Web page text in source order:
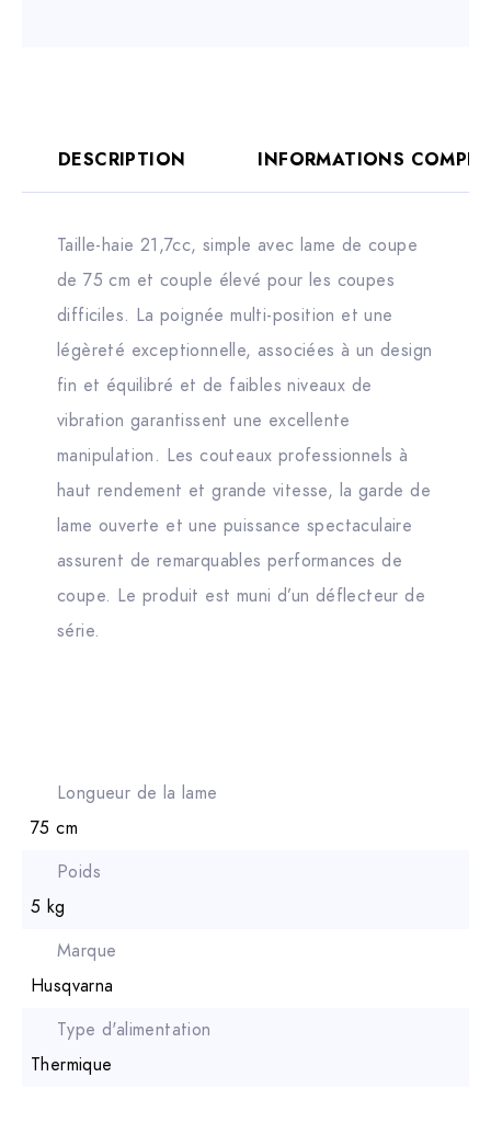
DESCRIPTION INFORMATIONS
Taille-haie 21,7cc, simple avec lame de coupe
de 75 cm et couple élevé pour les coupes
difficiles. La poignée multi-position et une
légèreté exceptionnelle, associées à un design
fin et équilibré et de faibles niveaux de
vibration garantissent une excellente
manipulation. Les couteaux professionnels à
haut rendement et grande vitesse, la garde de
lame ouverte et une puissance spectaculaire
assurent de remarquables performances de
coupe. Le produit est muni d’un déflecteur de
série.
Longueur de la lame
75 cm
Poids
5 kg
Marque
Husqvarna
Type d'alimentation
Thermique